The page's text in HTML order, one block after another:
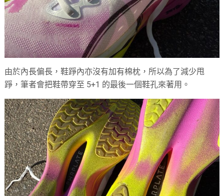
由於內長偏長，鞋踭內亦沒有加有棉枕，所以為了減少甩
踭，筆者會把鞋帶穿至 5+1 的最後一個鞋孔來著用。